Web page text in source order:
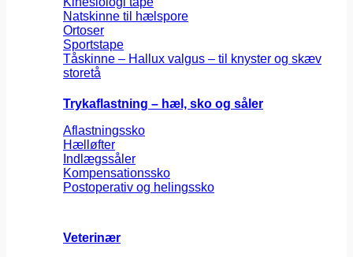
Natskinne til hælspore
Ortoser
Sportstape
Tåskinne – Hallux valgus – til knyster og skæv
storetå
Trykaflastning – hæl, sko og såler
Aflastningssko
Hælløfter
Indlægssåler
Kompensationssko
Postoperativ og helingssko
Veterinær